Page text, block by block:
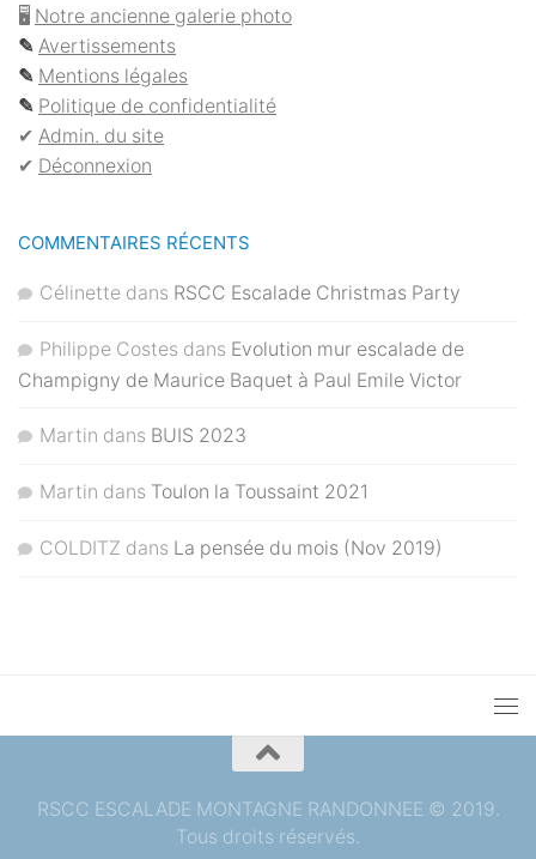
🖥 Notre ancienne galerie photo
✎ Avertissements
✎ Mentions légales
✎ Politique de confidentialité
✔︎ Admin. du site
✔︎ Déconnexion
COMMENTAIRES RÉCENTS
Célinette dans RSCC Escalade Christmas Party
Philippe Costes dans Evolution mur escalade de
Champigny de Maurice Baquet à Paul Emile Victor
Martin dans BUIS 2023
Martin dans Toulon la Toussaint 2021
COLDITZ dans La pensée du mois (Nov 2019)
RSCC ESCALADE MONTAGNE RANDONNEE © 2019.
Tous droits réservés.